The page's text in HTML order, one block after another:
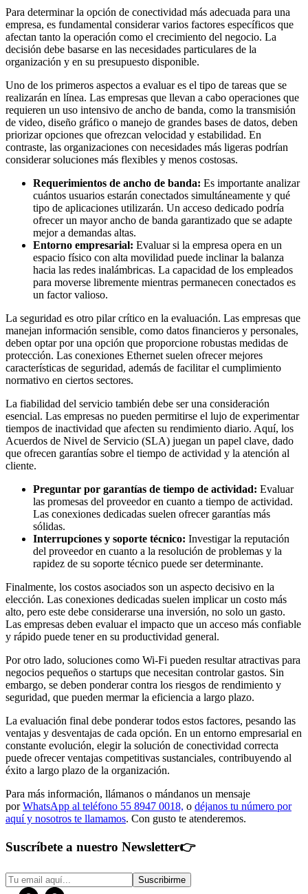
Para determinar la opción de conectividad más adecuada para una
empresa, es fundamental considerar varios factores específicos que
afectan tanto la operación como el crecimiento del negocio. La
decisión debe basarse en las necesidades particulares de la
organización y en su presupuesto disponible.
Uno de los primeros aspectos a evaluar es el tipo de tareas que se
realizarán en línea. Las empresas que llevan a cabo operaciones que
requieren un uso intensivo de ancho de banda, como la transmisión
de video, diseño gráfico o manejo de grandes bases de datos, deben
priorizar opciones que ofrezcan velocidad y estabilidad. En
contraste, las organizaciones con necesidades más ligeras podrían
considerar soluciones más flexibles y menos costosas.
Requerimientos de ancho de banda: Es importante analizar
cuántos usuarios estarán conectados simultáneamente y qué
tipo de aplicaciones utilizarán. Un acceso dedicado podría
ofrecer un mayor ancho de banda garantizado que se adapte
mejor a demandas altas.
Entorno empresarial: Evaluar si la empresa opera en un
espacio físico con alta movilidad puede inclinar la balanza
hacia las redes inalámbricas. La capacidad de los empleados
para moverse libremente mientras permanecen conectados es
un factor valioso.
La seguridad es otro pilar crítico en la evaluación. Las empresas que
manejan información sensible, como datos financieros y personales,
deben optar por una opción que proporcione robustas medidas de
protección. Las conexiones Ethernet suelen ofrecer mejores
características de seguridad, además de facilitar el cumplimiento
normativo en ciertos sectores.
La fiabilidad del servicio también debe ser una consideración
esencial. Las empresas no pueden permitirse el lujo de experimentar
tiempos de inactividad que afecten su rendimiento diario. Aquí, los
Acuerdos de Nivel de Servicio (SLA) juegan un papel clave, dado
que ofrecen garantías sobre el tiempo de actividad y la atención al
cliente.
Preguntar por garantías de tiempo de actividad: Evaluar
las promesas del proveedor en cuanto a tiempo de actividad.
Las conexiones dedicadas suelen ofrecer garantías más
sólidas.
Interrupciones y soporte técnico: Investigar la reputación
del proveedor en cuanto a la resolución de problemas y la
rapidez de su soporte técnico puede ser determinante.
Finalmente, los costos asociados son un aspecto decisivo en la
elección. Las conexiones dedicadas suelen implicar un costo más
alto, pero este debe considerarse una inversión, no solo un gasto.
Las empresas deben evaluar el impacto que un acceso más confiable
y rápido puede tener en su productividad general.
Por otro lado, soluciones como Wi-Fi pueden resultar atractivas para
negocios pequeños o startups que necesitan controlar gastos. Sin
embargo, se deben ponderar contra los riesgos de rendimiento y
seguridad, que pueden mermar la eficiencia a largo plazo.
La evaluación final debe ponderar todos estos factores, pesando las
ventajas y desventajas de cada opción. En un entorno empresarial en
constante evolución, elegir la solución de conectividad correcta
puede ofrecer ventajas competitivas sustanciales, contribuyendo al
éxito a largo plazo de la organización.
Para más información, llámanos o mándanos un mensaje
porWhatsApp al teléfono 55 8947 0018, o déjanos tu número por
aquí y nosotros te llamamos. Con gusto te atenderemos.
Suscríbete a nuestro Newsletter👉
Suscribirme